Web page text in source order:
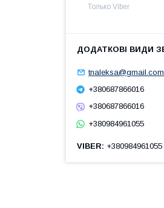
Только Viber
tnaleksa@gmail.com
+380687866016
+380687866016
+380984961055
VIBER +380984961055